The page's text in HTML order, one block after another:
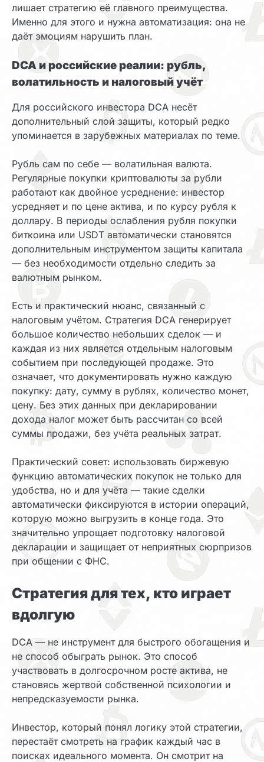
лишает стратегию её главного преимущества.
Именно для этого и нужна автоматизация: она не
даёт эмоциям нарушить план.
DCA и российские реалии: рубль,
волатильность и налоговый учёт
Для российского инвестора DCA несёт
дополнительный слой защиты, который редко
упоминается в зарубежных материалах по теме.
Рубль сам по себе — волатильная валюта.
Регулярные покупки криптовалюты за рубли
работают как двойное усреднение: инвестор
усредняет и по цене актива, и по курсу рубля к
доллару. В периоды ослабления рубля покупки
биткоина или USDT автоматически становятся
дополнительным инструментом защиты капитала
— без необходимости отдельно следить за
валютным рынком.
Есть и практический нюанс, связанный с
налоговым учётом. Стратегия DCA генерирует
большое количество небольших сделок — и
каждая из них является отдельным налоговым
событием при последующей продаже. Это
означает, что документировать нужно каждую
покупку: дату, сумму в рублях, количество монет,
цену. Без этих данных при декларировании
дохода налог может быть рассчитан со всей
суммы продажи, без учёта реальных затрат.
Практический совет: использовать биржевую
функцию автоматических покупок не только для
удобства, но и для учёта — такие сделки
автоматически фиксируются в истории операций,
которую можно выгрузить в конце года. Это
значительно упрощает подготовку налоговой
декларации и защищает от неприятных сюрпризов
при общении с ФНС.
Стратегия для тех, кто играет
вдолгую
DCA — не инструмент для быстрого обогащения и
не способ обыграть рынок. Это способ
участвовать в долгосрочном росте актива, не
становясь жертвой собственной психологии и
непредсказуемости рынка.
Инвестор, который понял логику этой стратегии,
перестаёт смотреть на график каждый час в
поисках идеального момента. Он смотрит на